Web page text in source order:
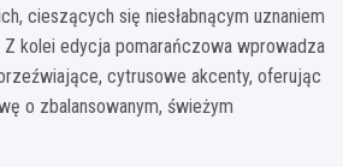
cieszących się niesłabnącym uznaniem
kolei edycja pomarańczowa wprowadza
cytrusowe akcenty, oferując
o zbalansowanym, świeżym